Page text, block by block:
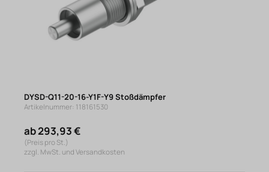
DYSD-Q11-20-16-Y1F-Y9 Stoßdämpfer
Artikelnummer: 118161530
ab 293,93 €
(Preis pro St.)
zzgl. MwSt. und Versandkosten